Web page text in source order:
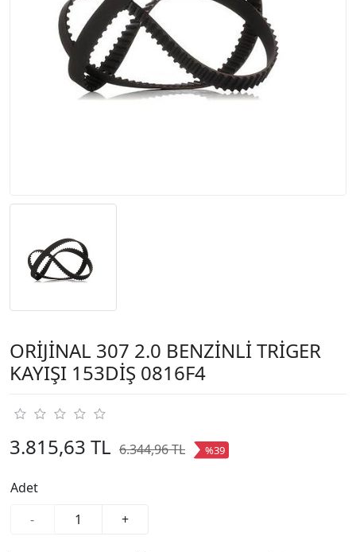
ORİJİNAL 307 2.0 BENZİNLİ TRİGER
KAYIŞI 153DİŞ 0816F4
3.815,63 TL 6.344,96 TL %39
Adet
-
+